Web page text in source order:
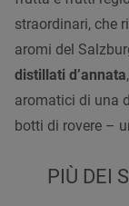
straordinari, che
aromi del
distillati d’annata
aromatici di una
botti di rovere –
PIÙ DEI